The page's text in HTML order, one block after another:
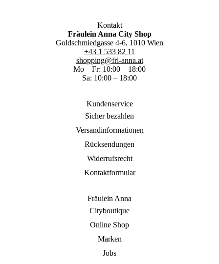
Kontakt
Fräulein Anna City Shop
Goldschmiedgasse 4-6, 1010 Wien
+43 1 533 82 11
shopping@frl-anna.at
Mo – Fr: 10:00 – 18:00
Sa: 10:00 – 18:00
Kundenservice
Sicher bezahlen
Versandinformationen
Rücksendungen
Widerrufsrecht
Kontaktformular
Fräulein Anna
Cityboutique
Online Shop
Marken
Jobs